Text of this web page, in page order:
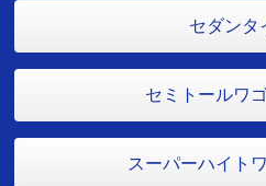
セダンタ
セミトールワ
スーパーハイト